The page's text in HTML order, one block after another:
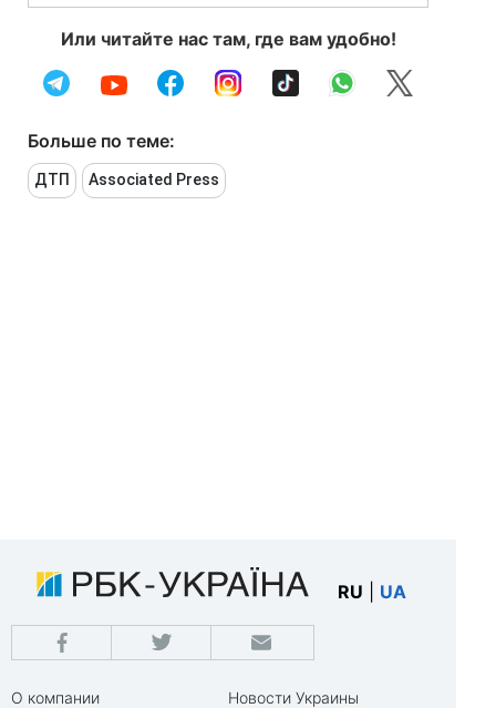
Или читайте нас там, где вам удобно!
Больше по теме:
ДТП Associated Press
RU UA
О компании
Новости Украины